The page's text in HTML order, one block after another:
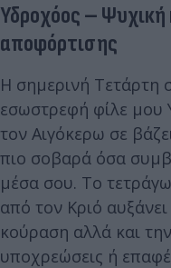
Υδροχόος –
αποφόρτισης
Η σημερινή Τετάρτη
εσωστρεφή φίλε
τον Αιγόκερω σε
πιο σοβαρά όσα
μέσα σου. Το
από τον Κριό
κούραση αλλά και
υποχρεώσεις ή